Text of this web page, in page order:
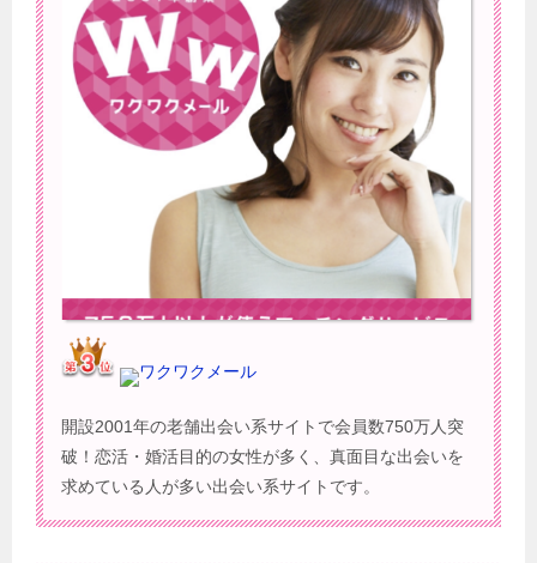
ワクワクメール
開設2001年の老舗出会い系サイトで会員数750万人突
破！恋活・婚活目的の女性が多く、真面目な出会いを
求めている人が多い出会い系サイトです。